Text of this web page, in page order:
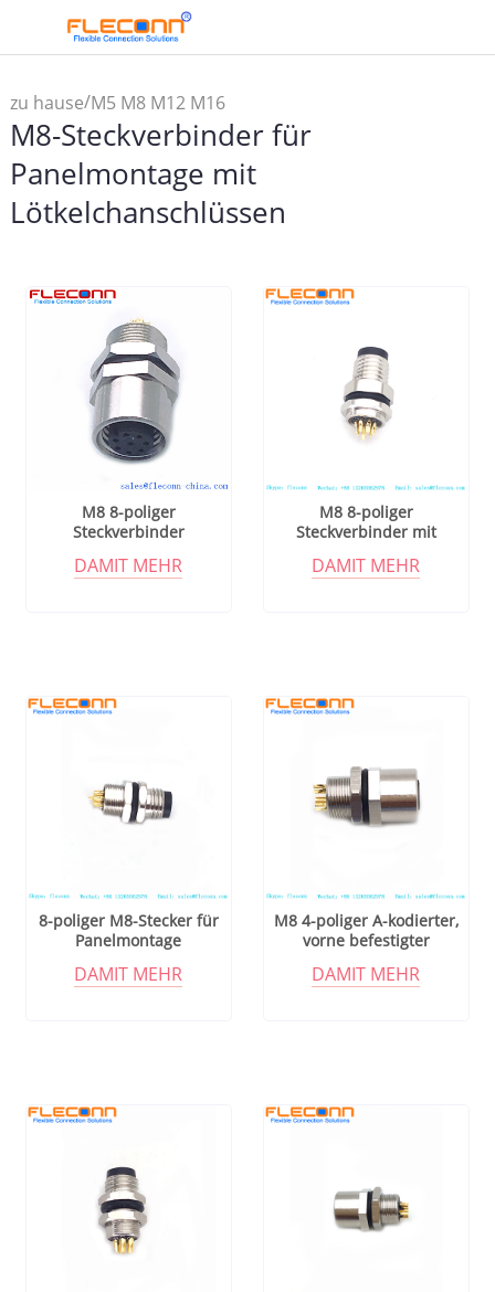
zu hause/M5 M8 M12 M16
Steckverbinder und
Kabelbaugruppe /
Stecker/M8-Steckverbinder
für Panelmontage mit
M8-Steckverbinder für
Panelmontage mit
Lötkelchanschlüssen
M8 8-poliger
Steckverbinder
DAMIT MEHR
M8 8-poliger
Steckverbinder mit
DAMIT MEHR
8-poliger M8-Stecker für
Panelmontage
DAMIT MEHR
M8 4-poliger A-kodierter,
vorne befestigter
DAMIT MEHR